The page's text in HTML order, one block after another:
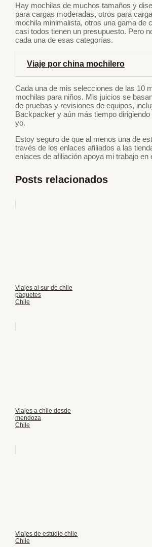
Hay mochilas de muchos tamaños y
para cargas moderadas, otros para
mochila minimalista, otros una gama de
casi todos tienen un presupuesto. Pero
cada una de esas categorías.
Viaje por china mochilero
Cada una de mis selecciones de las 10
mochilas para niños. Mis juicios se
de pruebas y revisiones de equipos,
Backpacker y aún más tiempo
yo.
Estoy seguro de que al menos una de
través de los enlaces afiliados a las
enlaces de afiliación apoya mi trabajo
Posts relacionados
Viajes al sur de chile
paquetes
Chile
Viajes a chile desde
mendoza
Chile
Viajes de estudio chile
Chile